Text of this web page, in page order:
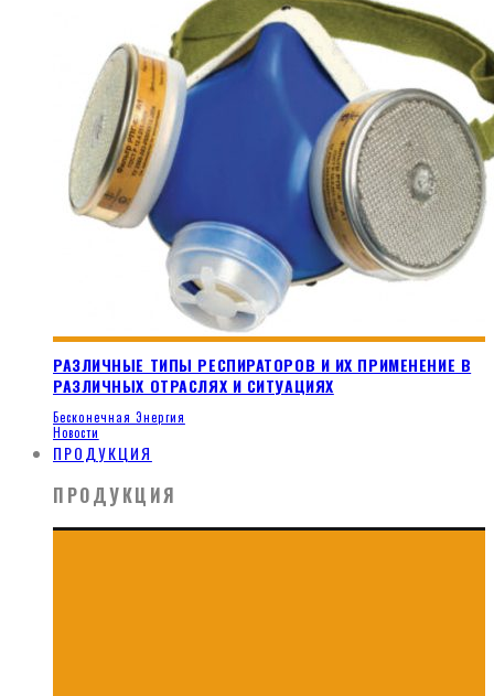
РАЗЛИЧНЫЕ ТИПЫ РЕСПИРАТОРОВ И ИХ ПРИМЕНЕНИЕ В
РАЗЛИЧНЫХ ОТРАСЛЯХ И СИТУАЦИЯХ
Бесконечная Энергия
Новости
ПРОДУКЦИЯ
ПРОДУКЦИЯ